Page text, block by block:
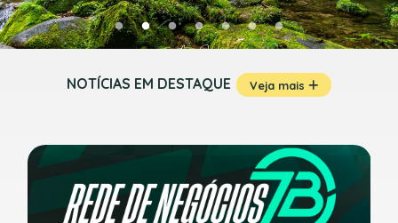
NOTÍCIAS EM DESTAQUE Veja mais